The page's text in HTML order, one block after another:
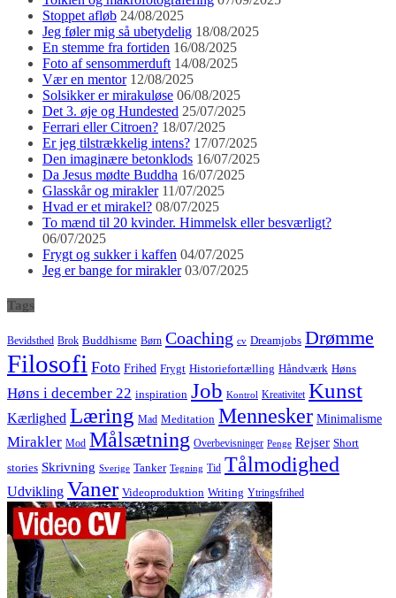
Stoppet afløb 24/08/2025
Jeg føler mig så ubetydelig 18/08/2025
En stemme fra fortiden 16/08/2025
Foto af sensommerduft 14/08/2025
Vær en mentor 12/08/2025
Solsikker er mirakuløse 06/08/2025
Det 3. øje og Hundested 25/07/2025
Ferrari eller Citroen? 18/07/2025
Er jeg tilstrækkelig intens? 17/07/2025
Den imaginære betonklods 16/07/2025
Da Jesus mødte Buddha 16/07/2025
Glasskår og mirakler 11/07/2025
Hvad er et mirakel? 08/07/2025
To mænd til 20 kvinder. Himmelsk eller besværligt?
06/07/2025
Frygt og sukker i kaffen 04/07/2025
Jeg er bange for mirakler 03/07/2025
Tags
Bevidsthed Brok Buddhisme Børn Coaching cv Dreamjobs Drømme
Filosofi Foto Frihed Frygt Historiefortælling Håndværk Høns
Høns i december 22 inspiration Job Kontrol Kreativitet Kunst
Kærlighed Læring Mad Meditation Mennesker Minimalisme
Mirakler Mod Målsætning Overbevisninger Penge Rejser Short
stories Skrivning Sverige Tanker Tegning Tid Tålmodighed
Udvikling Vaner Videoproduktion Writing Ytringsfrihed